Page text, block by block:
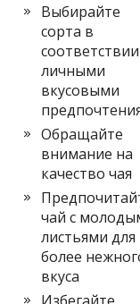
Выбирайте
сорта в
личными
вкусовыми
Обращайте
внимание на
качество чая
чай с
листьями для
более
вкуса